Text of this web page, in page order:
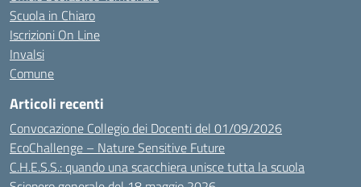
Scuola in Chiaro
Iscrizioni On Line
Invalsi
Comune
Articoli recenti
Convocazione Collegio dei Docenti del 01/09/2026
EcoChallenge – Nature Sensitive Future
C.H.E.S.S.: quando una scacchiera unisce tutta la scuola